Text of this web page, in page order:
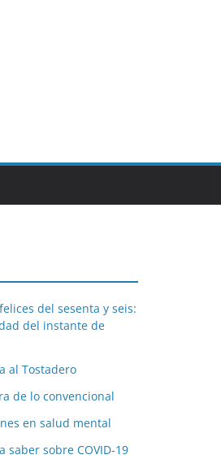
del sesenta y seis:
del instante de
al Tostadero
de lo convencional
en salud mental
saber sobre COVID-19